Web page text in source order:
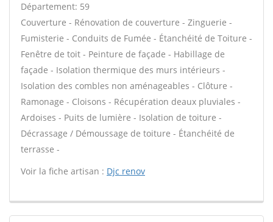
Département: 59
Couverture - Rénovation de couverture - Zinguerie -
Fumisterie - Conduits de Fumée - Étanchéité de Toiture -
Fenêtre de toit - Peinture de façade - Habillage de
façade - Isolation thermique des murs intérieurs -
Isolation des combles non aménageables - Clôture -
Ramonage - Cloisons - Récupération deaux pluviales -
Ardoises - Puits de lumière - Isolation de toiture -
Décrassage / Démoussage de toiture - Étanchéité de
terrasse -
Voir la fiche artisan : Djc renov